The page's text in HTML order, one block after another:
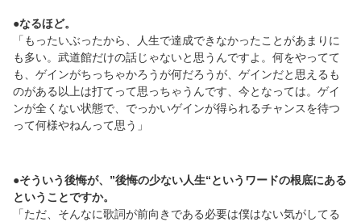
●なるほど。
「もったいぶったから、人生で達成できなかったことがあまりに
も多い。武道館だけの話じゃないと思うんですよ。何をやってて
も、ゲインがちっちゃかろうが何だろうが、ゲインだと思えるも
のがある以上は打てって思っちゃうんです、今となっては。ゲイ
ンが全くない状態で、でっかいゲインが得られるチャンスを待つ
って何様やねんって思う」
●そういう後悔が、”後悔の少ない人生“というワードの根底にある
ということですか。
「ただ、そんなに歌詞が前向きである必要は僕はない気がしてる